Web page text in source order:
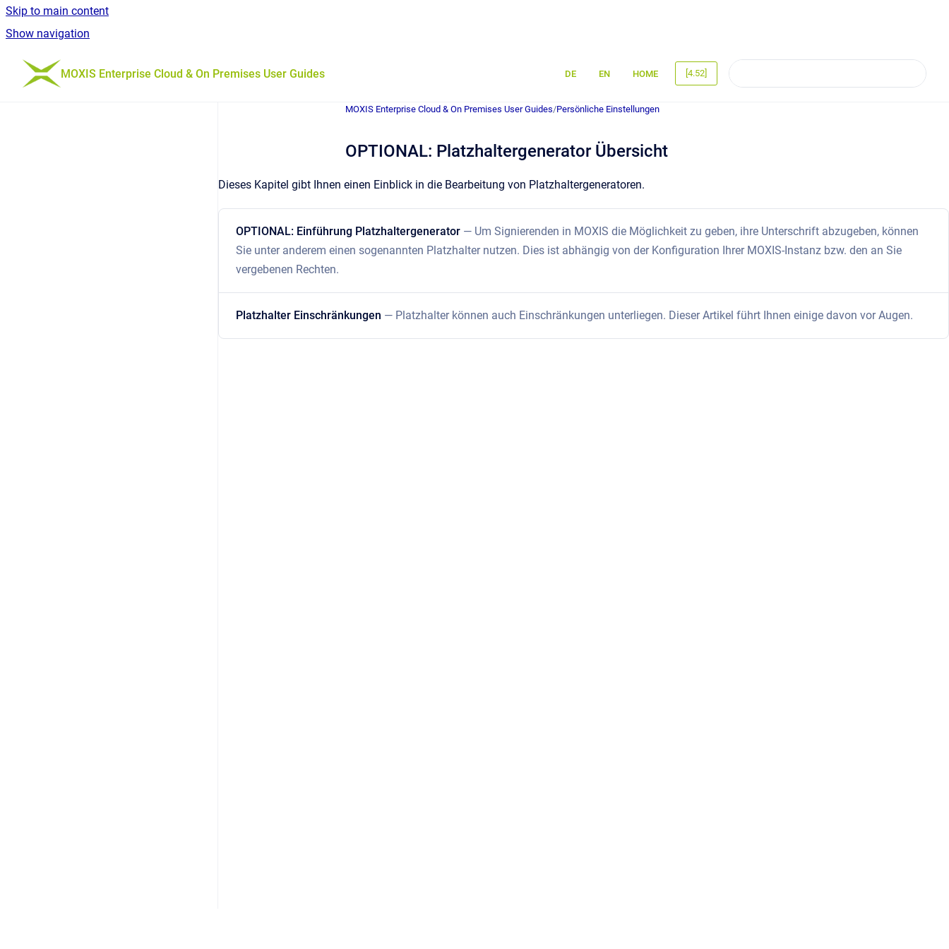
Skip to main content
Show navigation
Go to homepage
MOXIS Enterprise Cloud & On Premises User Guides DE EN HOME [4.52]
MOXIS Enterprise Cloud & On Premises User Guides/Persönliche Einstellungen
OPTIONAL: Platzhaltergenerator Übersicht
Dieses Kapitel gibt Ihnen einen Einblick in die Bearbeitung von Platzhaltergeneratoren.
OPTIONAL: Einführung Platzhaltergenerator — Um Signierenden in MOXIS die Möglichkeit zu geben, ihre Unterschrift abzugeben, können
Sie unter anderem einen sogenannten Platzhalter nutzen. Dies ist abhängig von der Konfiguration Ihrer MOXIS-Instanz bzw. den an Sie
vergebenen Rechten.
Platzhalter Einschränkungen — Platzhalter können auch Einschränkungen unterliegen. Dieser Artikel führt Ihnen einige davon vor Augen.